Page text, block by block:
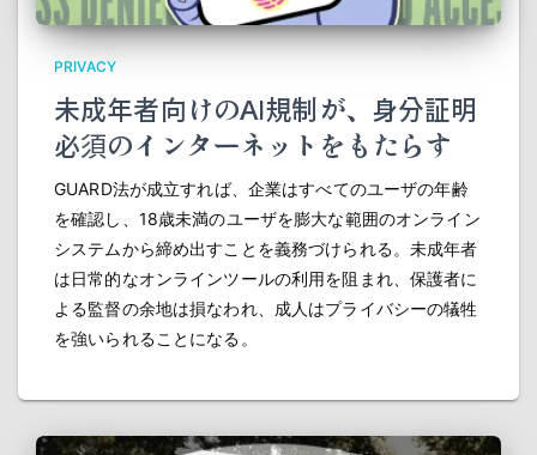
PRIVACY
未成年者向けのAI規制が、身分証明
必須のインターネットをもたらす
GUARD法が成立すれば、企業はすべてのユーザの年齢
を確認し、18歳未満のユーザを膨大な範囲のオンライン
システムから締め出すことを義務づけられる。未成年者
は日常的なオンラインツールの利用を阻まれ、保護者に
よる監督の余地は損なわれ、成人はプライバシーの犠牲
を強いられることになる。